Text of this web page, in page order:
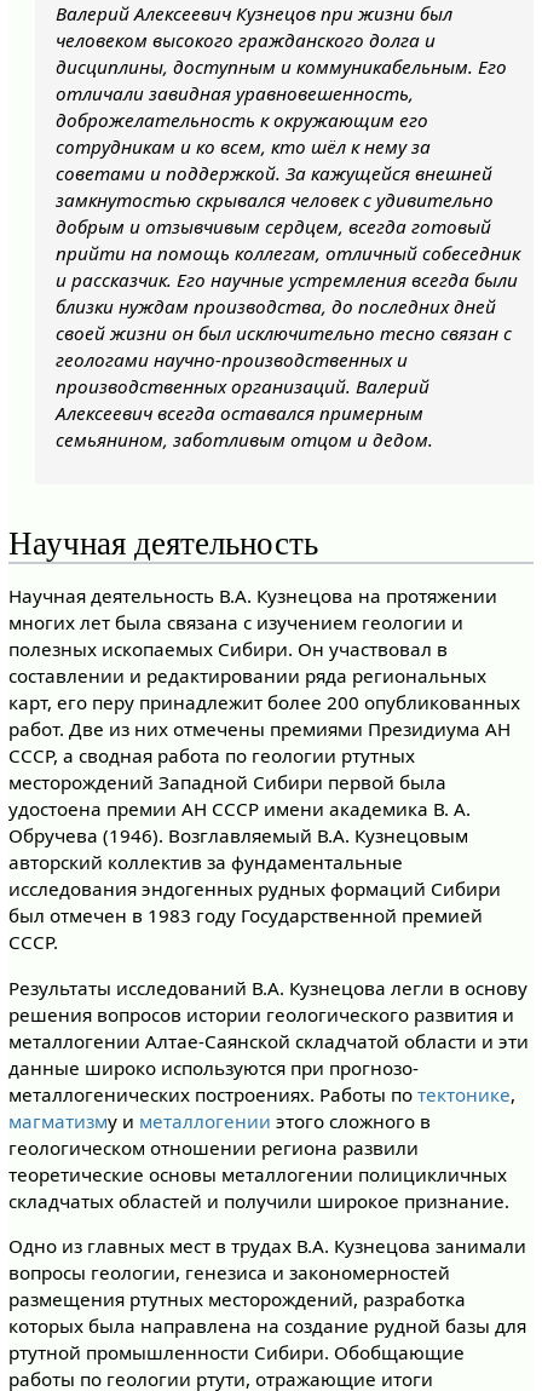
Валерий Алексеевич Кузнецов при жизни был
человеком высокого гражданского долга и
дисциплины, доступным и коммуникабельным. Его
отличали завидная уравновешенность,
доброжелательность к окружающим его
сотрудникам и ко всем, кто шёл к нему за
советами и поддержкой. За кажущейся внешней
замкнутостью скрывался человек с удивительно
добрым и отзывчивым сердцем, всегда готовый
прийти на помощь коллегам, отличный собеседник
и рассказчик. Его научные устремления всегда были
близки нуждам производства, до последних дней
своей жизни он был исключительно тесно связан с
геологами научно-производственных и
производственных организаций. Валерий
Алексеевич всегда оставался примерным
семьянином, заботливым отцом и дедом.
Научная деятельность
Научная деятельность В.А. Кузнецова на протяжении
многих лет была связана с изучением геологии и
полезных ископаемых Сибири. Он участвовал в
составлении и редактировании ряда региональных
карт, его перу принадлежит более 200 опубликованных
работ. Две из них отмечены премиями Президиума АН
СССР, а сводная работа по геологии ртутных
месторождений Западной Сибири первой была
удостоена премии АН СССР имени академика В. А.
Обручева (1946). Возглавляемый В.А. Кузнецовым
авторский коллектив за фундаментальные
исследования эндогенных рудных формаций Сибири
был отмечен в 1983 году Государственной премией
СССР.
Результаты исследований В.А. Кузнецова легли в основу
решения вопросов истории геологического развития и
металлогении Алтае-Саянской складчатой области и эти
данные широко используются при прогнозо-
металлогенических построениях. Работы по тектонике,
магматизму и металлогении этого сложного в
геологическом отношении региона развили
теоретические основы металлогении полицикличных
складчатых областей и получили широкое признание.
Одно из главных мест в трудах В.А. Кузнецова занимали
вопросы геологии, генезиса и закономерностей
размещения ртутных месторождений, разработка
которых была направлена на создание рудной базы для
ртутной промышленности Сибири. Обобщающие
работы по геологии ртути, отражающие итоги